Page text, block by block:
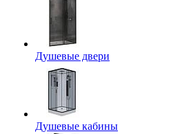
Душевые двери
Душевые кабины